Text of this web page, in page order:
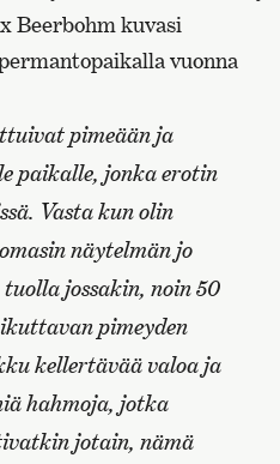
Beerbohm kuvasi
vuonna
pimeään ja
paikalle, jonka erotin
Vasta kun olin
näytelmän jo
jossakin, noin 50
pimeyden
kellertävää valoa ja
hahmoja, jotka
jotain, nämä